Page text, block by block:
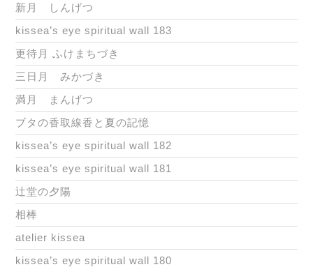
新月 しんげつ
kissea’s eye spiritual wall 183
更待月 ふけまちづき
三日月 みかづき
満月 まんげつ
ブタの香取線香と夏の記憶
kissea’s eye spiritual wall 182
kissea’s eye spiritual wall 181
辻堂の夕陽
相棒
atelier kissea
kissea’s eye spiritual wall 180